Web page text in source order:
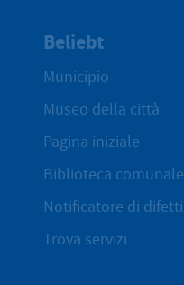
Beliebt
Municipio
Museo della città
Pagina iniziale
Biblioteca comunale
Notificatore di difetti
Trova servizi